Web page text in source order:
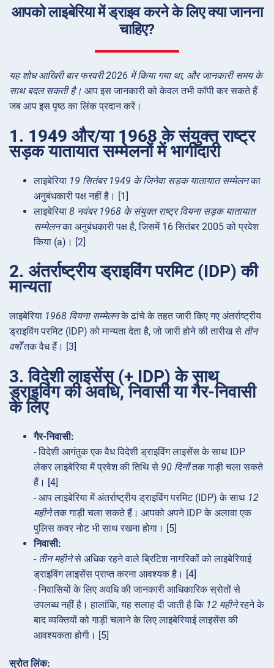
आपको लाइबेरिया में ड्राइव करने के लिए क्या जानना
चाहिए?
यह शोध आखिरी बार फरवरी 2026 में किया गया था, और जानकारी समय के
साथ बदल सकती है। आप इस जानकारी को केवल तभी कॉपी कर सकते हैं
जब आप इस पृष्ठ का लिंक प्रदान करें।
1. 1949 और/या 1968 के संयुक्त राष्ट्र
सड़क यातायात सम्मेलनों में भागीदारी
लाइबेरिया 19 सितंबर 1949 के जिनेवा सड़क यातायात सम्मेलनका
अनुबंधकारी पक्ष नहीं है। [1]
लाइबेरिया 8 नवंबर 1968 के संयुक्त राष्ट्र वियना सड़क यातायात
सम्मेलनका अनुबंधकारी पक्ष है, जिसमें 16 सितंबर 2005 को प्रवेश
किया (a)। [2]
2. अंतर्राष्ट्रीय ड्राइविंग परमिट (IDP) की
मान्यता
लाइबेरिया 1968 वियना सम्मेलनके ढांचे के तहत जारी किए गए अंतर्राष्ट्रीय
ड्राइविंग परमिट (IDP) को मान्यता देता है, जो जारी होने की तारीख से तीन
वर्षोंतक वैध हैं। [3]
3. विदेशी लाइसेंस (+ IDP) के साथ
ड्राइविंग की अवधि, निवासी या गैर-निवासी
के लिए
गैर-निवासी:
- विदेशी आगंतुक एक वैध विदेशी ड्राइविंग लाइसेंस के साथ IDP
लेकर लाइबेरिया में प्रवेश की तिथि से 90 दिनोंतक गाड़ी चला सकते
हैं। [4]
- आप लाइबेरिया में अंतर्राष्ट्रीय ड्राइविंग परमिट (IDP) के साथ 12
महीनेतक गाड़ी चला सकते हैं। आपको अपने IDP के अलावा एक
पुलिस कवर नोट भी साथ रखना होगा। [5]
निवासी:
- तीन महीनेसे अधिक रहने वाले ब्रिटिश नागरिकों को लाइबेरियाई
ड्राइविंग लाइसेंस प्राप्त करना आवश्यक है। [4]
- निवासियों के लिए अवधि की जानकारी आधिकारिक स्रोतों से
उपलब्ध नहीं है। हालांकि, यह सलाह दी जाती है कि 12 महीनेरहने के
बाद व्यक्तियों को गाड़ी चलाने के लिए लाइबेरियाई लाइसेंस की
आवश्यकता होगी। [5]
स्रोत लिंक: